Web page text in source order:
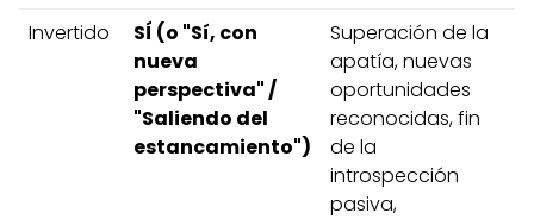
Invertido
SÍ (o "Sí, con
nueva
perspectiva" /
"Saliendo del
estancamiento")
Superación de la
apatía, nuevas
oportunidades
reconocidas, fin
de la
introspección
pasiva,